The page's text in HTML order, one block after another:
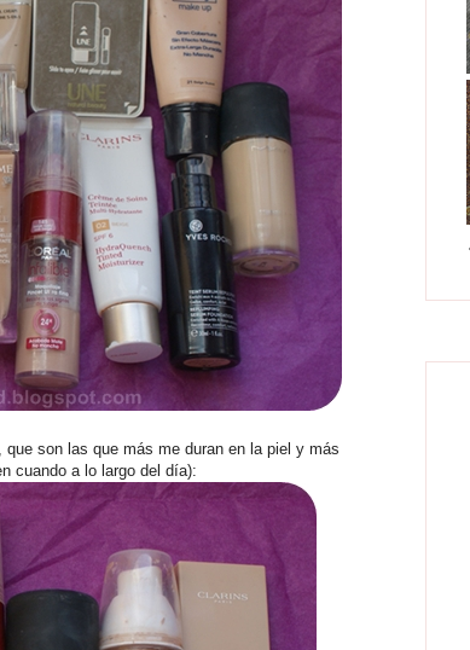
son las que más me duran en la piel y más
cuando a lo largo del día):